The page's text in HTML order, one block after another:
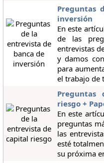
Preguntas
inversión
En este
de las
entrevistas
y damos
para
el trabajo de
riesgo +
En este
preguntas
las
esté
su próxima